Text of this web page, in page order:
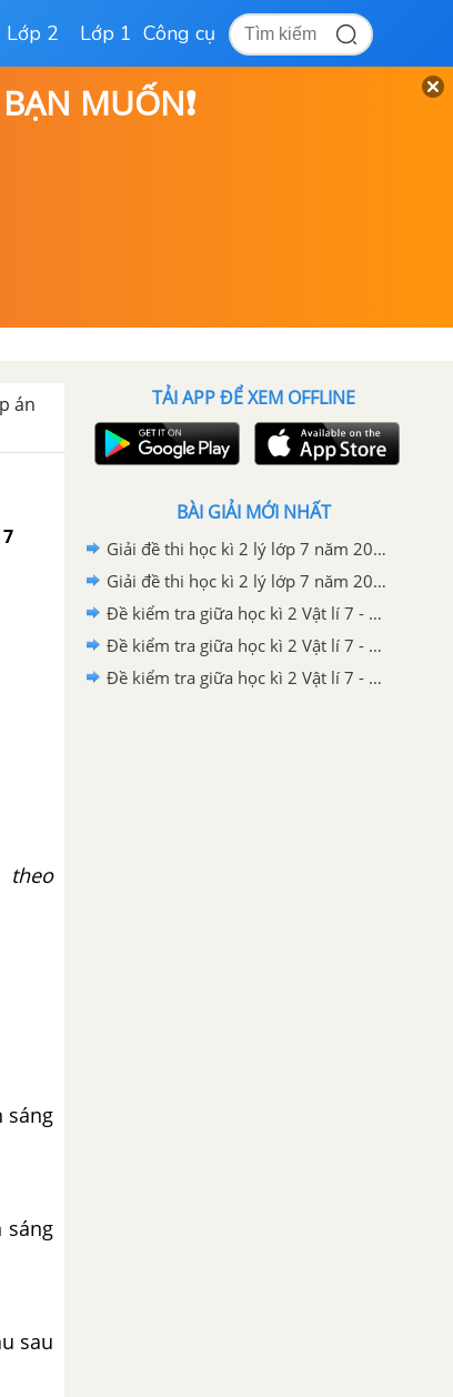
Lớp 2 Lớp 1 Công cụ
MUỐN❗
án
sáng
sáng
sau
TẢI APP ĐỂ XEM OFFLINE
BÀI GIẢI MỚI NHẤT
Giải đề thi học kì 2 lý lớp 7 năm 2020 - 2021 Phòng GD&ĐT Hải Lăng
Giải đề thi học kì 2 lý lớp 7 năm 2020 - 2021 Phòng GD&DT huyện Bình Gia
Đề kiểm tra giữa học kì 2 Vật lí 7 - Đề số 03 có lời giải chi tiết
Đề kiểm tra giữa học kì 2 Vật lí 7 - Đề số 02 có lời giải chi tiết
Đề kiểm tra giữa học kì 2 Vật lí 7 - Đề số 01 có lời giải chi tiết